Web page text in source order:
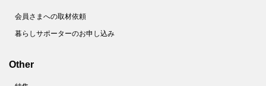
会員さまへの取材依頼
暮らしサポーターのお申し込み
Other